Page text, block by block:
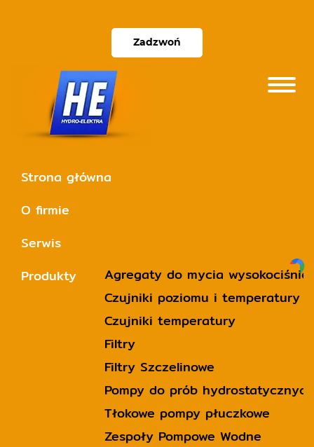
Zadzwoń
Strona główna
O firmie
Serwis
Produkty
Agregaty do mycia
Czujniki poziomu i temperatury
Czujniki temperatury
Filtry
Filtry Szczelinowe
Pompy do prób
Tłokowe pompy płuczkowe
Zespoły Pompowe Wodne